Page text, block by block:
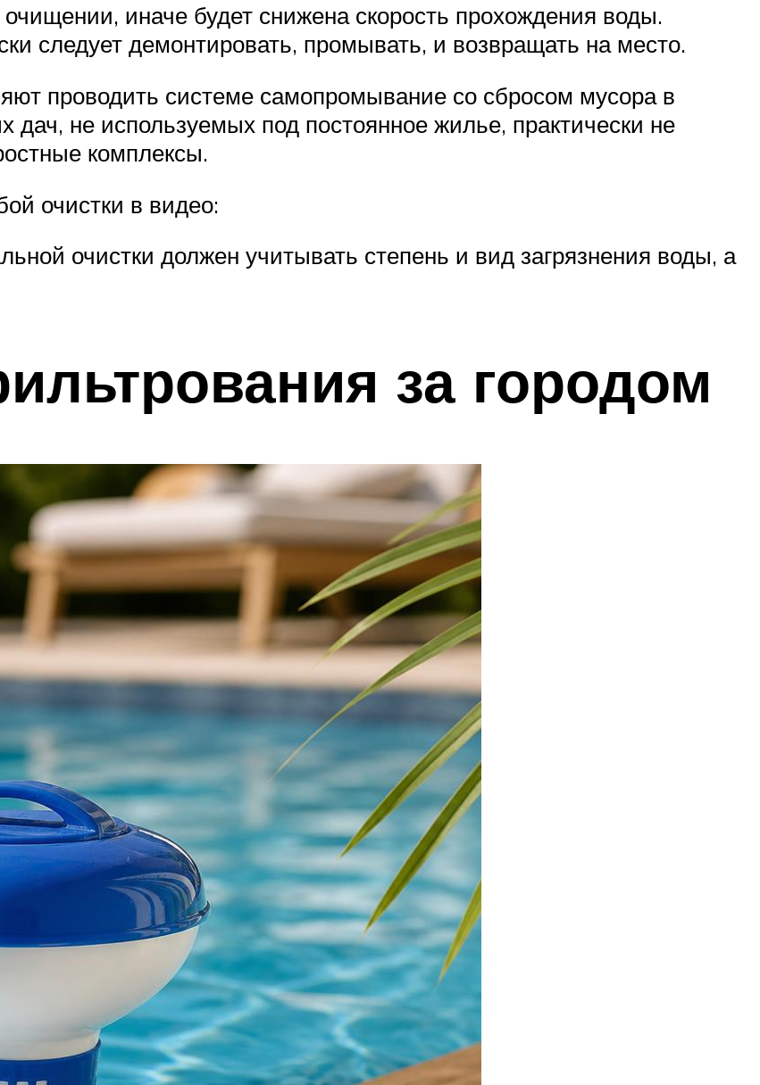
иначе будет снижена скорость прохождения воды.
следует демонтировать, промывать, и возвращать на место.
проводить системе самопромывание со сбросом мусора в
не используемых под постоянное жилье, практически не
комплексы.
очистки в видео:
очистки должен учитывать степень и вид загрязнения воды, а
за городом